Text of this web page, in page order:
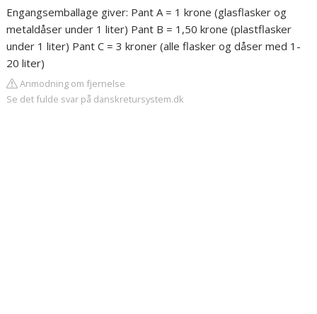
Engangsemballage giver: Pant A = 1 krone (glasflasker og
metaldåser under 1 liter) Pant B = 1,50 krone (plastflasker
under 1 liter) Pant C = 3 kroner (alle flasker og dåser med 1-
20 liter)
Anmodning om fjernelse
Se det fulde svar på danskretursystem.dk